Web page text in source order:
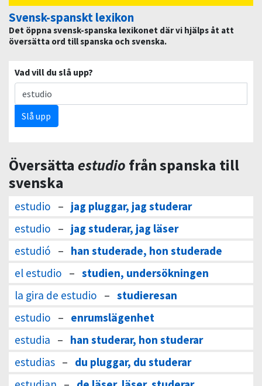
Svensk-spanskt lexikon
Det öppna svensk-spanska lexikonet där vi hjälps åt att
översätta ord till spanska och svenska.
Vad vill du slå upp?
Slå upp
Översätta estudio från spanska till
svenska
estudio – jag pluggar, jag studerar
estudio – jag studerar, jag läser
estudió – han studerade, hon studerade
el estudio – studien, undersökningen
la gira de estudio – studieresan
estudio – enrumslägenhet
estudia – han studerar, hon studerar
estudias – du pluggar, du studerar